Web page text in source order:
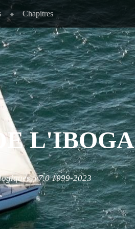
Chapitres
L'IBOGA
v7.0 1999-2023